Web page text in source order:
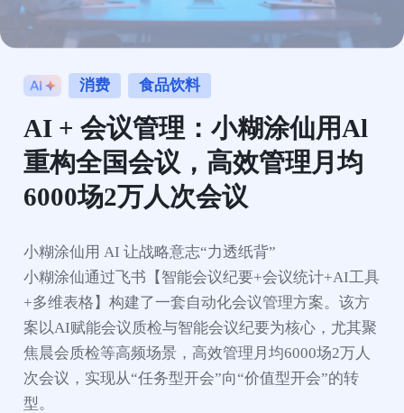
消费 食品饮料
AI + 会议管理：小糊涂仙用Al
重构全国会议，高效管理月均
6000场2万人次会议
小糊涂仙用 AI 让战略意志“力透纸背”
小糊涂仙通过飞书【智能会议纪要+会议统计+AI工具
+多维表格】构建了一套自动化会议管理方案。该方
案以AI赋能会议质检与智能会议纪要为核心，尤其聚
焦晨会质检等高频场景，高效管理月均6000场2万人
次会议，实现从“任务型开会”向“价值型开会”的转
型。